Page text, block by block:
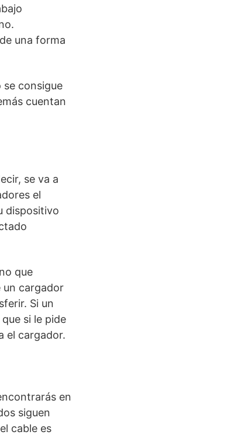
una forma
se consigue
cuentan
se va a
el
dispositivo
que
un cargador
Si un
si le pide
el cargador.
en
siguen
cable es